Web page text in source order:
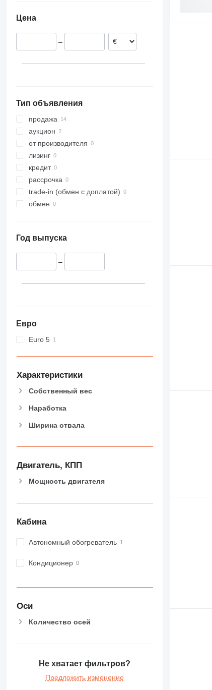
Цена
–
Тип объявления
продажа
аукцион
от производителя
лизинг
кредит
рассрочка
trade-in (обмен с доплатой)
обмен
Год выпуска
–
Евро
Euro 5
Характеристики
Собственный вес
Наработка
Ширина отвала
Двигатель, КПП
Мощность двигателя
Кабина
Автономный обогреватель
Кондиционер
Оси
Количество осей
Не хватает фильтров?
Предложить изменение